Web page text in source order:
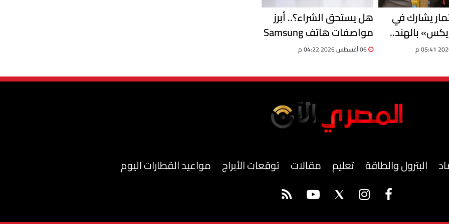
يشارك في
بالهند..
هل يستحق الشراء؟.. أبرز
مواصفات هاتف Samsung
Galaxy F70 Pro الجديد
06 أغسطس 2026 04:22 م
البترول والطاقة تعليم مقالات توقعات الأبراج مواعيد القطارات اليوم